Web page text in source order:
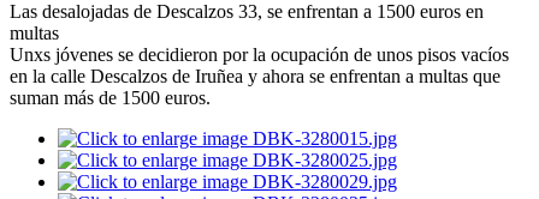
Las desalojadas de Descalzos 33, se enfrentan a 1500 euros en
multas
Unxs jóvenes se decidieron por la ocupación de unos pisos vacíos
en la calle Descalzos de Iruñea y ahora se enfrentan a multas que
suman más de 1500 euros.